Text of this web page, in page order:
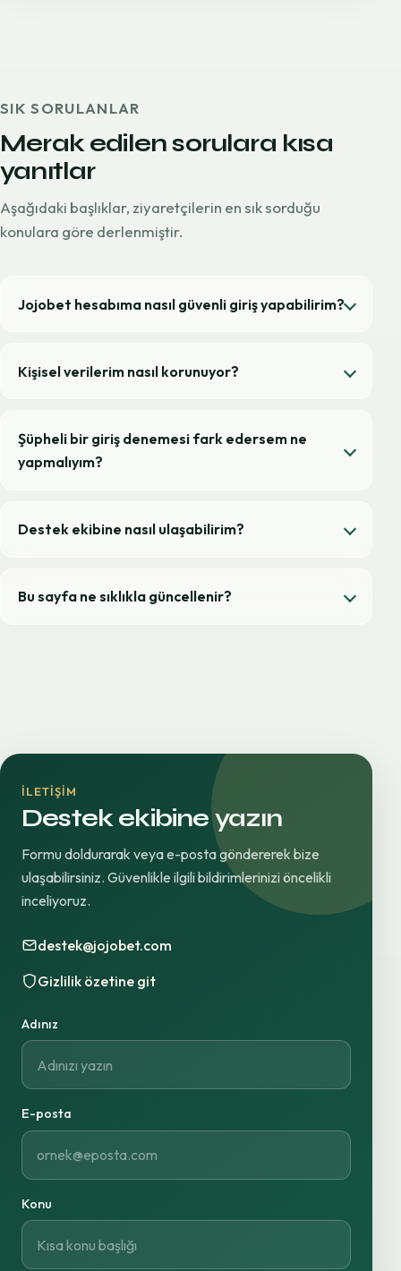
SIK SORULANLAR
Merak edilen sorulara kısa
yanıtlar
Aşağıdaki başlıklar, ziyaretçilerin en sık sorduğu
konulara göre derlenmiştir.
Jojobet hesabıma nasıl güvenli giriş yapabilirim?
Kişisel verilerim nasıl korunuyor?
Şüpheli bir giriş denemesi fark edersem ne
yapmalıyım?
Destek ekibine nasıl ulaşabilirim?
Bu sayfa ne sıklıkla güncellenir?
İLETIŞIM
Destek ekibine yazın
Formu doldurarak veya e-posta göndererek bize
ulaşabilirsiniz. Güvenlikle ilgili bildirimlerinizi öncelikli
inceliyoruz.
destek@jojobet.com
Gizlilik özetine git
Adınız
E-posta
Konu